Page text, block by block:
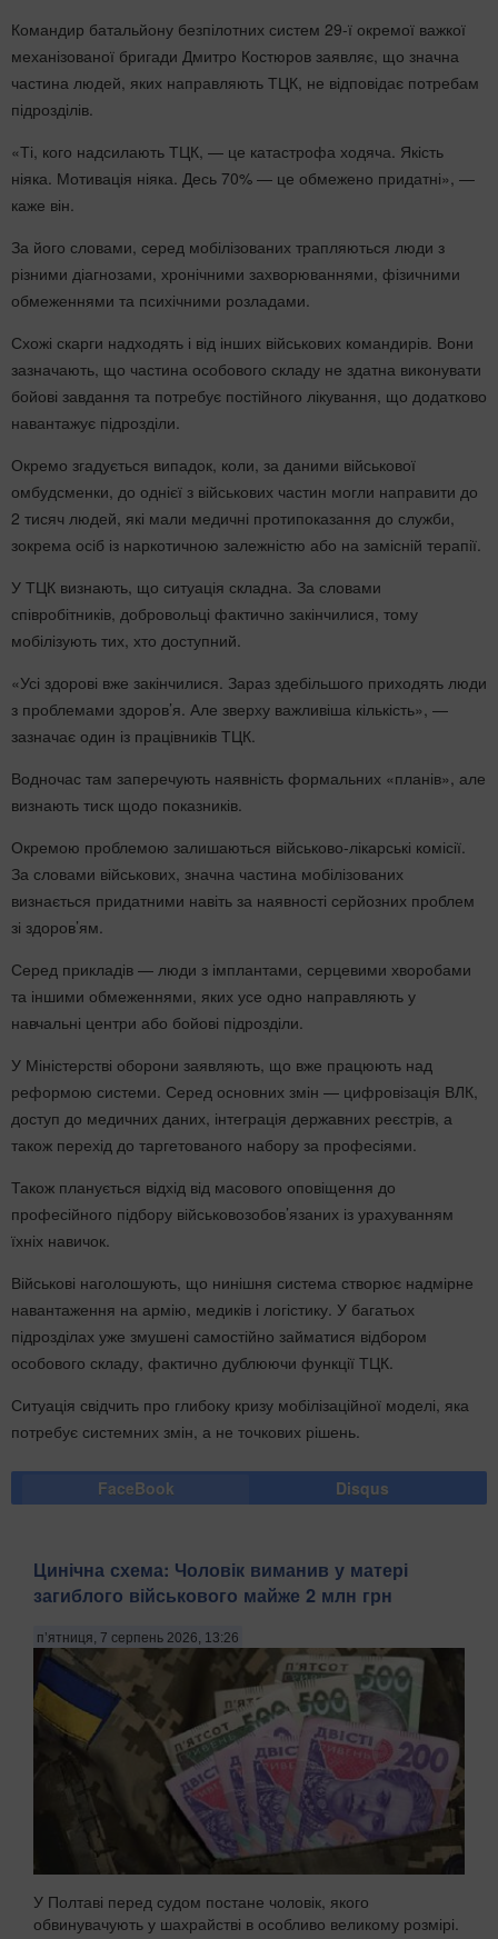
Командир батальйону безпілотних систем 29-ї окремої важкої
механізованої бригади Дмитро Костюров заявляє, що значна
частина людей, яких направляють ТЦК, не відповідає потребам
підрозділів.
«Ті, кого надсилають ТЦК, — це катастрофа ходяча. Якість
ніяка. Мотивація ніяка. Десь 70% — це обмежено придатні», —
каже він.
За його словами, серед мобілізованих трапляються люди з
різними діагнозами, хронічними захворюваннями, фізичними
обмеженнями та психічними розладами.
Схожі скарги надходять і від інших військових командирів. Вони
зазначають, що частина особового складу не здатна виконувати
бойові завдання та потребує постійного лікування, що додатково
навантажує підрозділи.
Окремо згадується випадок, коли, за даними військової
омбудсменки, до однієї з військових частин могли направити до
2 тисяч людей, які мали медичні протипоказання до служби,
зокрема осіб із наркотичною залежністю або на замісній терапії.
У ТЦК визнають, що ситуація складна. За словами
співробітників, добровольці фактично закінчилися, тому
мобілізують тих, хто доступний.
«Усі здорові вже закінчилися. Зараз здебільшого приходять люди
з проблемами здоров’я. Але зверху важливіша кількість», —
зазначає один із працівників ТЦК.
Водночас там заперечують наявність формальних «планів», але
визнають тиск щодо показників.
Окремою проблемою залишаються військово-лікарські комісії.
За словами військових, значна частина мобілізованих
визнається придатними навіть за наявності серйозних проблем
зі здоров’ям.
Серед прикладів — люди з імплантами, серцевими хворобами
та іншими обмеженнями, яких усе одно направляють у
навчальні центри або бойові підрозділи.
У Міністерстві оборони заявляють, що вже працюють над
реформою системи. Серед основних змін — цифровізація ВЛК,
доступ до медичних даних, інтеграція державних реєстрів, а
також перехід до таргетованого набору за професіями.
Також планується відхід від масового оповіщення до
професійного підбору військовозобов’язаних із урахуванням
їхніх навичок.
Військові наголошують, що нинішня система створює надмірне
навантаження на армію, медиків і логістику. У багатьох
підрозділах уже змушені самостійно займатися відбором
особового складу, фактично дублюючи функції ТЦК.
Ситуація свідчить про глибоку кризу мобілізаційної моделі, яка
потребує системних змін, а не точкових рішень.
FaceBook Disqus
Цинічна схема: Чоловік виманив у матері
загиблого військового майже 2 млн грн
п’ятниця, 7 серпень 2026, 13:26
У Полтаві перед судом постане чоловік, якого
обвинувачують у шахрайстві в особливо великому розмірі.